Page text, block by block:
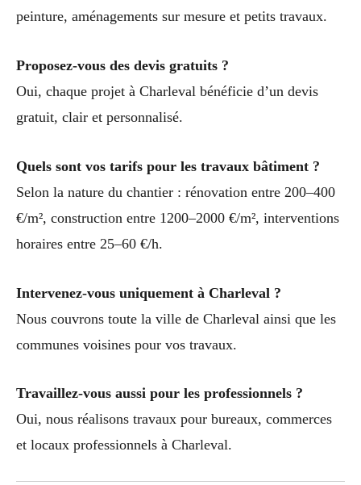
peinture, aménagements sur mesure et petits travaux.
Proposez-vous des devis gratuits ?
Oui, chaque projet à Charleval bénéficie d’un devis
gratuit, clair et personnalisé.
Quels sont vos tarifs pour les travaux bâtiment ?
Selon la nature du chantier : rénovation entre 200–400
€/m², construction entre 1200–2000 €/m², interventions
horaires entre 25–60 €/h.
Intervenez-vous uniquement à Charleval ?
Nous couvrons toute la ville de Charleval ainsi que les
communes voisines pour vos travaux.
Travaillez-vous aussi pour les professionnels ?
Oui, nous réalisons travaux pour bureaux, commerces
et locaux professionnels à Charleval.